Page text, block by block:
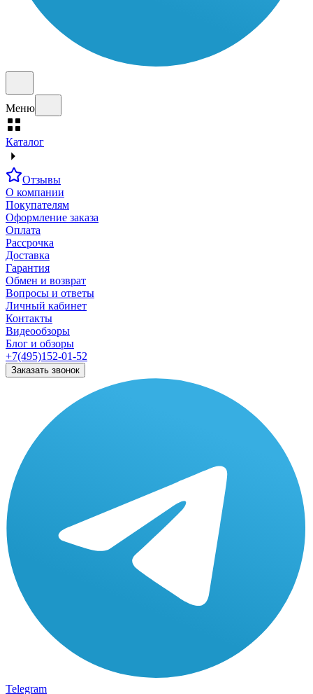
Меню
Каталог
Отзывы
О компании
Покупателям
Оформление заказа
Оплата
Рассрочка
Доставка
Гарантия
Обмен и возврат
Вопросы и ответы
Личный кабинет
Контакты
Видеообзоры
Блог и обзоры
+7(495)152-01-52
Заказать звонок
Telegram